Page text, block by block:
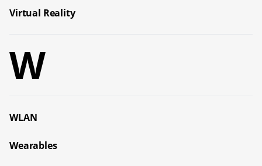
Virtual Reality
W
WLAN
Wearables